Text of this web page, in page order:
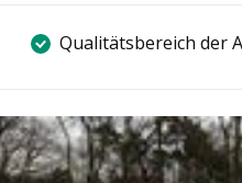
Qualitätsbereich der